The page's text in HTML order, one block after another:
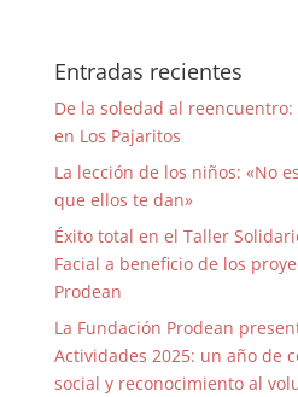
Entradas recientes
De la soledad al
en Los Pajaritos
La lección de los niños: «No
que ellos te dan»
Éxito total en el Taller
Facial a beneficio de los
Prodean
La Fundación Prodean
Actividades 2025: un año de
social y reconocimiento al